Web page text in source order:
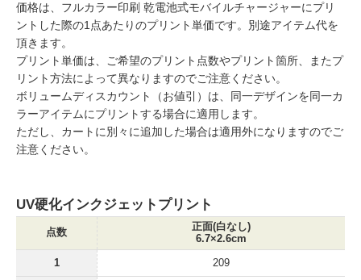
価格は、フルカラー印刷 乾電池式モバイルチャージャーにプリ
ントした際の1点あたりのプリント単価です。別途アイテム代を
頂きます。
プリント単価は、ご希望のプリント点数やプリント箇所、またプ
リント方法によって異なりますのでご注意ください。
ボリュームディスカウント（お値引）は、同一デザインを同一カ
ラーアイテムにプリントする場合に適用します。
ただし、カートに別々に追加した場合は適用外になりますのでご
注意ください。
UV硬化インクジェットプリント
点数
正面(白なし)
6.7×2.6cm
1 209